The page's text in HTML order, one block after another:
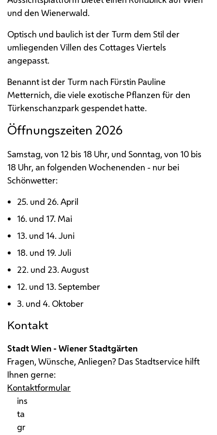
und den Wienerwald.
Optisch und baulich ist der Turm dem Stil der
umliegenden Villen des Cottages Viertels
angepasst.
Benannt ist der Turm nach Fürstin Pauline
Metternich, die viele exotische Pflanzen für den
Türkenschanzpark gespendet hatte.
Öffnungszeiten 2026
Samstag, von 12 bis 18 Uhr, und Sonntag, von 10 bis
18 Uhr, an folgenden Wochenenden - nur bei
Schönwetter:
25. und 26. April
16. und 17. Mai
13. und 14. Juni
18. und 19. Juli
22. und 23. August
12. und 13. September
3. und 4. Oktober
Kontakt
Stadt Wien - Wiener Stadtgärten
Fragen, Wünsche, Anliegen? Das Stadtservice hilft
Ihnen gerne:
Kontaktformular
ins
ta
gr